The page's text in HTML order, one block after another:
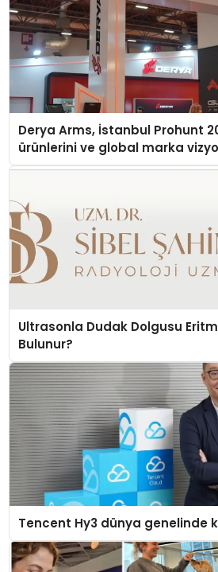
Derya Arms, İstanbul Prohunt
ürünlerini ve global marka
Ultrasonla Dudak Dolgusu
Bulunur?
Tencent Hy3 dünya genelinde